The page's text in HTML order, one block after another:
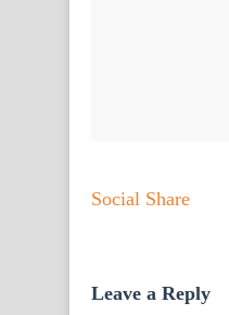
Social Share
Leave a Reply